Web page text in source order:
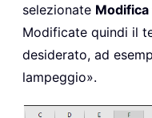
selezionate
Modificate quindi il
desiderato, ad
lampeggio».